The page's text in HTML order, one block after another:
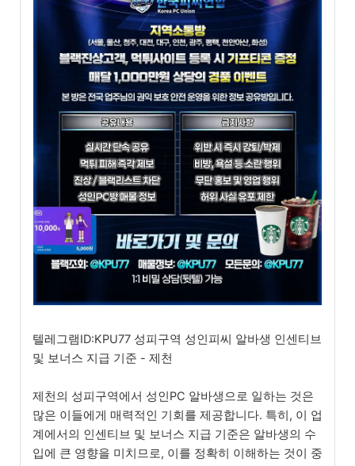
텔레그램ID:KPU77 성피구역 성인피씨 알바생 인센티브
및 보너스 지급 기준 - 제천
제천의 성피구역에서 성인PC 알바생으로 일하는 것은
많은 이들에게 매력적인 기회를 제공합니다. 특히, 이 업
계에서의 인센티브 및 보너스 지급 기준은 알바생의 수
입에 큰 영향을 미치므로, 이를 정확히 이해하는 것이 중